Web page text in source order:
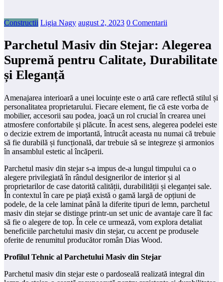
Constructii Ligia Nagy august 2, 2023 0 Comentarii
Parchetul Masiv din Stejar: Alegerea
Supremă pentru Calitate, Durabilitate
și Eleganță
Amenajarea interioară a unei locuințe este o artă care reflectă stilul și
personalitatea proprietarului. Fiecare element, fie că este vorba de
mobilier, accesorii sau podea, joacă un rol crucial în crearea unei
atmosfere confortabile și plăcute. În acest sens, alegerea podelei este
o decizie extrem de importantă, întrucât aceasta nu numai că trebuie
să fie durabilă și funcțională, dar trebuie să se integreze și armonios
în ansamblul estetic al încăperii.
Parchetul masiv din stejar s-a impus de-a lungul timpului ca o
alegere privilegiată în rândul designerilor de interior și al
proprietarilor de case datorită calității, durabilității și eleganței sale.
În contextul în care pe piață există o gamă largă de opțiuni de
podele, de la cele laminat până la diferite tipuri de lemn, parchetul
masiv din stejar se distinge printr-un set unic de avantaje care îl fac
să fie o alegere de top. În cele ce urmează, vom explora detaliat
beneficiile parchetului masiv din stejar, cu accent pe produsele
oferite de renumitul producător român Dias Wood.
Profilul Tehnic al Parchetului Masiv din Stejar
Parchetul masiv din stejar este o pardoseală realizată integral din